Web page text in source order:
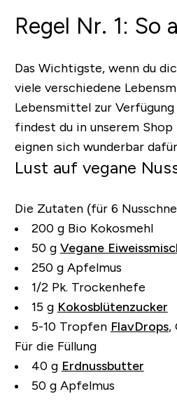
Regel Nr. 1: So
Das Wichtigste, wenn du
viele verschiedene
Lebensmittel zur
findest du in unserem Shop
eignen sich wunderbar
Lust auf vegane
Die Zutaten (für 6
200 g Bio Kokosmehl
50 g Vegane
250 g Apfelmus
1/2 Pk. Trockenhefe
15 g Kokosblütenzucker
5-10 Tropfen FlavDrops,
Für die Füllung
40 g Erdnussbutter
50 g Apfelmus